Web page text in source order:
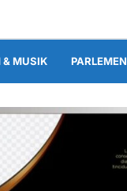
& MUSIK PARLEMEN